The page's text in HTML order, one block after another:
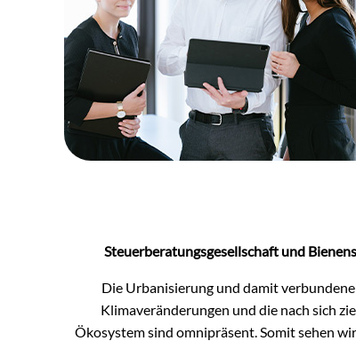
Steuerberatungsgesellschaft und
Die Urbanisierung und damit
Klimaveränderungen und die nach sich
Ökosystem sind omnipräsent. Somit sehen